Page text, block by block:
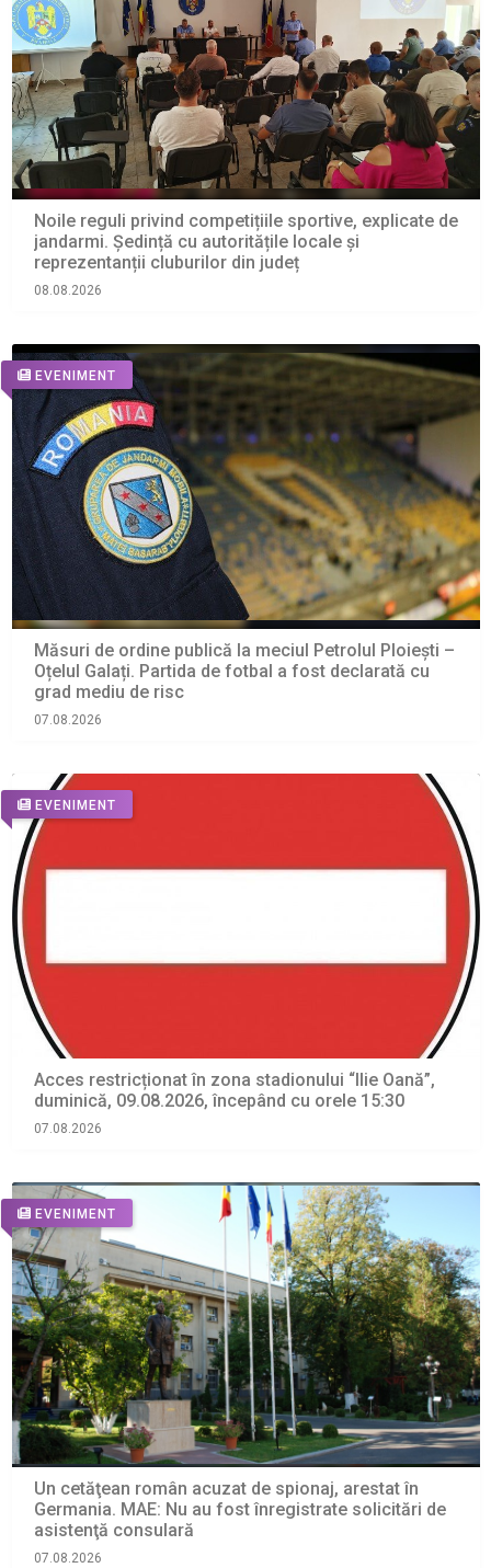
Noile reguli privind competițiile sportive, explicate de
jandarmi. Ședință cu autoritățile locale și
reprezentanții cluburilor din județ
08.08.2026
EVENIMENT
Măsuri de ordine publică la meciul Petrolul Ploiești –
Oțelul Galați. Partida de fotbal a fost declarată cu
grad mediu de risc
07.08.2026
EVENIMENT
Acces restricționat în zona stadionului “Ilie Oană”,
duminică, 09.08.2026, începând cu orele 15:30
07.08.2026
EVENIMENT
Un cetăţean român acuzat de spionaj, arestat în
Germania. MAE: Nu au fost înregistrate solicitări de
asistenţă consulară
07.08.2026